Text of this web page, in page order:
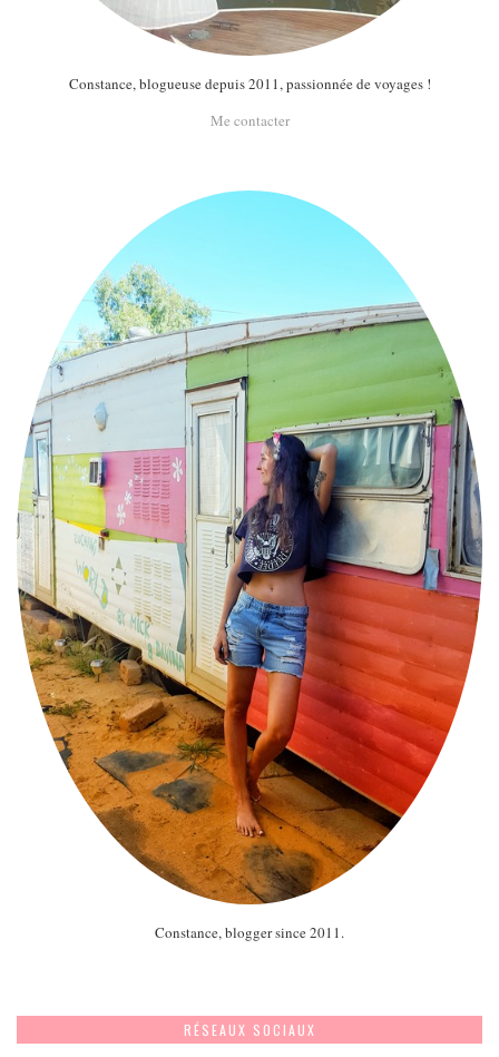
Constance, blogueuse depuis 2011, passionnée de voyages !
Me contacter
Constance, blogger since 2011.
RÉSEAUX SOCIAUX